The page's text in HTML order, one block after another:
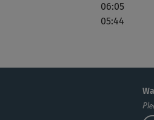
F
06:05
05:44